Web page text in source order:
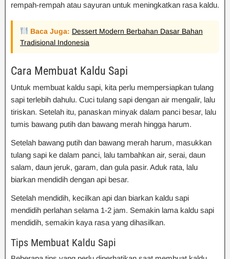
rempah-rempah atau sayuran untuk meningkatkan rasa kaldu.
Baca Juga: Dessert Modern Berbahan Dasar Bahan
Tradisional Indonesia
Cara Membuat Kaldu Sapi
Untuk membuat kaldu sapi, kita perlu mempersiapkan tulang
sapi terlebih dahulu. Cuci tulang sapi dengan air mengalir, lalu
tiriskan. Setelah itu, panaskan minyak dalam panci besar, lalu
tumis bawang putih dan bawang merah hingga harum.
Setelah bawang putih dan bawang merah harum, masukkan
tulang sapi ke dalam panci, lalu tambahkan air, serai, daun
salam, daun jeruk, garam, dan gula pasir. Aduk rata, lalu
biarkan mendidih dengan api besar.
Setelah mendidih, kecilkan api dan biarkan kaldu sapi
mendidih perlahan selama 1-2 jam. Semakin lama kaldu sapi
mendidih, semakin kaya rasa yang dihasilkan.
Tips Membuat Kaldu Sapi